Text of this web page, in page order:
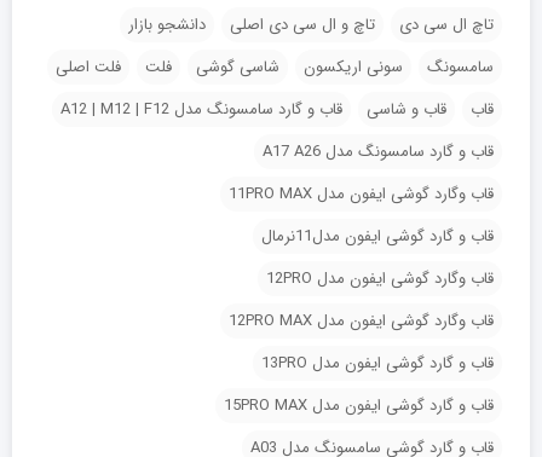
تاچ ال سی دی تاچ و ال سی دی اصلی
دانشجو بازار
سامسونگ
سونی اریکسون شاسی گوشی فلت
فلت اصلی
قاب
قاب و شاسی
قاب و گارد سامسونگ مدل A12 | M12 | F12
قاب و گارد سامسونگ مدل A17 A26
قاب وگارد گوشی ایفون مدل 11PRO MAX
قاب و گارد گوشی ایفون مدل11نرمال
قاب وگارد گوشی ایفون مدل 12PRO
قاب وگارد گوشی ایفون مدل 12PRO MAX
قاب و گارد گوشی ایفون مدل 13PRO
قاب و گارد گوشی ایفون مدل 15PRO MAX
قاب و گارد گوشی سامسونگ مدل A03